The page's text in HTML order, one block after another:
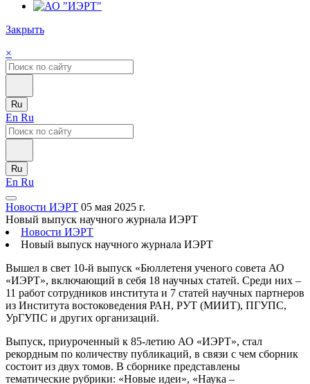
Закрыть
×
Ru
En Ru
Ru
En Ru
Новости ИЭРТ 05 мая 2025 г.
Новый выпуск научного журнала ИЭРТ
Новости ИЭРТ
Новый выпуск научного журнала ИЭРТ
Вышел в свет 10-й выпуск «Бюллетеня ученого совета АО
«ИЭРТ», включающий в себя 18 научных статей. Среди них –
11 работ сотрудников института и 7 статей научных партнеров
из Института востоковедения РАН, РУТ (МИИТ), ПГУПС,
УрГУПС и других организаций.
Выпуск, приуроченный к 85-летию АО «ИЭРТ», стал
рекордным по количеству публикаций, в связи с чем сборник
состоит из двух томов. В сборнике представлены
тематические рубрики: «Новые идеи», «Наука –